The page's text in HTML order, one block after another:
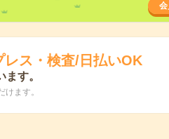
会
レス・検査/日払いOK
す。
ます。